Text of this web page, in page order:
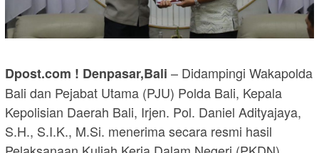
Dpost.com ! Denpasar,Bali – Didampingi Wakapolda
Bali dan Pejabat Utama (PJU) Polda Bali, Kepala
Kepolisian Daerah Bali, Irjen. Pol. Daniel Adityajaya,
S.H., S.I.K., M.Si. menerima secara resmi hasil